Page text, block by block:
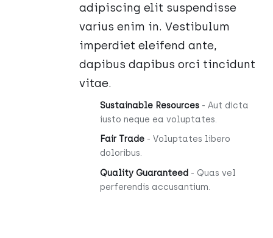
adipiscing elit suspendisse
varius enim in. Vestibulum
imperdiet eleifend ante,
dapibus dapibus orci tincidunt
vitae.
Sustainable Resources- Aut dicta
iusto neque ea voluptates.
Fair Trade- Voluptates libero
doloribus.
Quality Guaranteed - Quas vel
perferendis accusantium.